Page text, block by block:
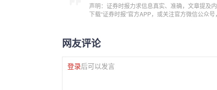
声明：证券时报力求信息真实、准确，文章提及
下载“证券时报”官方APP，或关注官方微信公众
网友评论
登录后可以发言